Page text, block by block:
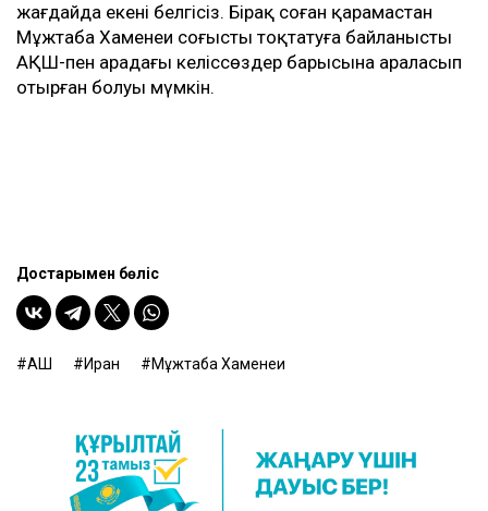
жағдайда екені белгісіз. Бірақ соған қарамастан
Мұжтаба Хаменеи соғысты тоқтатуға байланысты
АҚШ-пен арадағы келіссөздер барысына араласып
отырған болуы мүмкін.
Достарыңмен бөліс
АҚШ Иран Мұжтаба Хаменеи